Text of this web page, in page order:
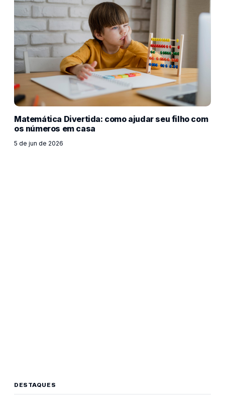
Matemática Divertida: como ajudar seu filho com
os números em casa
5 de jun de 2026
DESTAQUES